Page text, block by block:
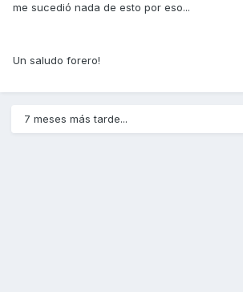
me sucedió nada de esto por eso...
Un saludo forero!
7 meses más tarde...